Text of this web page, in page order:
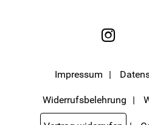
Impressum
Widerrufsbelehrung